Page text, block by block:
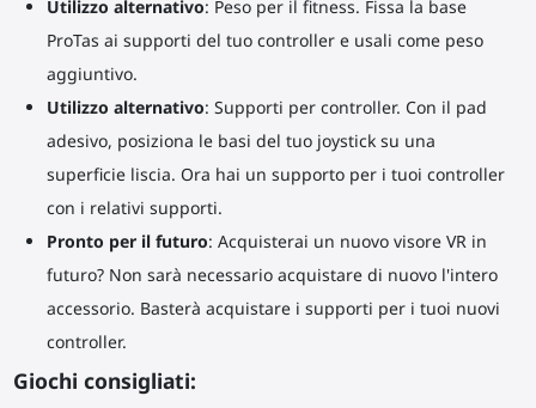
Utilizzo alternativo: Peso per il fitness. Fissa la base
ProTas ai supporti del tuo controller e usali come peso
aggiuntivo.
Utilizzo alternativo: Supporti per controller. Con il pad
adesivo, posiziona le basi del tuo joystick su una
superficie liscia. Ora hai un supporto per i tuoi controller
con i relativi supporti.
Pronto per il futuro: Acquisterai un nuovo visore VR in
futuro? Non sarà necessario acquistare di nuovo l'intero
accessorio. Basterà acquistare i supporti per i tuoi nuovi
controller.
Giochi consigliati: